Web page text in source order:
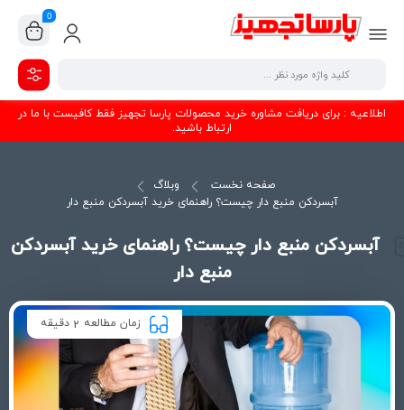
0
اطلاعیه : برای دریافت مشاوره خرید محصولات پارسا تجهیز فقط کافیست با ما در
ارتباط باشید.
صفحه نخست
وبلاگ
آبسردکن منبع دار چیست؟ راهنمای خرید آبسردکن منبع دار
آبسردکن منبع دار چیست؟ راهنمای خرید آبسردکن
منبع دار
زمان مطالعه 2 دقیقه